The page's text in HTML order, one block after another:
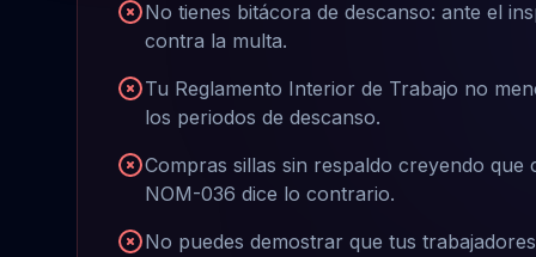
No tienes bitácora de descanso: ante el
contra la multa.
Tu Reglamento Interior de Trabajo no
los periodos de descanso.
Compras sillas sin respaldo creyendo
NOM-036 dice lo contrario.
No puedes demostrar que tus